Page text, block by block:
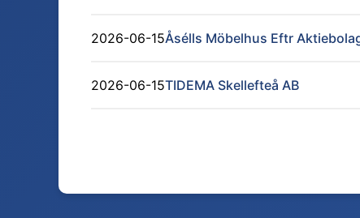
2026-06-15Åsélls Möbelhus Eftr
2026-06-15TIDEMA Skellefteå AB